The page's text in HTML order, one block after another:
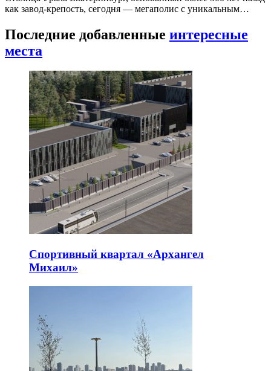
как завод-крепость, сегодня — мегаполис с уникальным…
Последние добавленные интересные
места
Спортивный квартал «Архангел
Михаил»